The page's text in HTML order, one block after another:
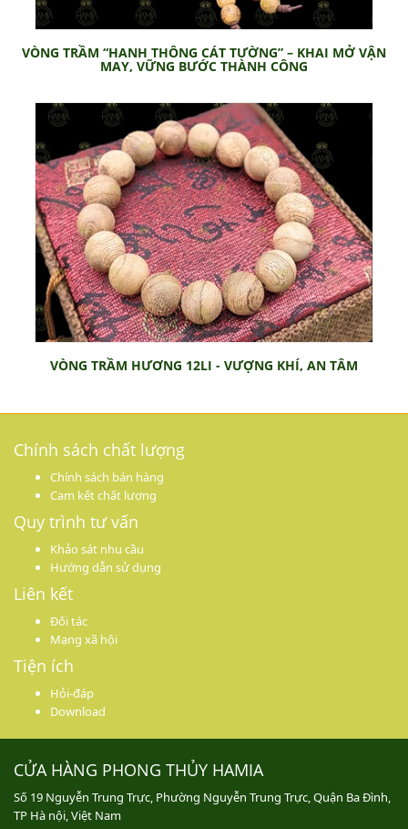
VÒNG TRẦM “HANH THÔNG CÁT TƯỜNG” – KHAI MỞ VẬN
MAY, VỮNG BƯỚC THÀNH CÔNG
VÒNG TRẦM HƯƠNG 12LI - VƯỢNG KHÍ, AN TÂM
Chính sách chất lượng
Chính sách bán hàng
Cam kết chất lượng
Quy trình tư vấn
Khảo sát nhu cầu
Hướng dẫn sử dụng
Liên kết
Đối tác
Mạng xã hội
Tiện ích
Hỏi-đáp
Download
CỬA HÀNG PHONG THỦY HAMIA
Số 19 Nguyễn Trung Trực, Phường Nguyễn Trung Trực, Quận Ba Đình,
TP Hà nội, Việt Nam